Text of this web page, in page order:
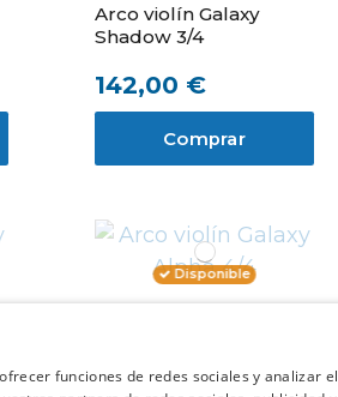
Arco violín Galaxy
Shadow 3/4
142,00 €
Comprar
Disponible
60,10 €
funciones de redes sociales y analizar el